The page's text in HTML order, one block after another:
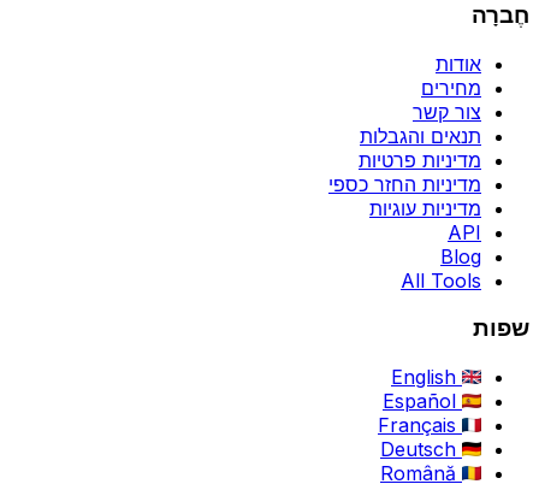
חֶברָה
אודות
מחירים
צור קשר
תנאים והגבלות
מדיניות פרטיות
מדיניות החזר כספי
מדיניות עוגיות
API
Blog
All Tools
שפות